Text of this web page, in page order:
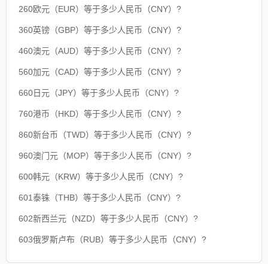
260欧元（EUR）等于多少人民币（CNY）?
360英镑（GBP）等于多少人民币（CNY）?
460澳元（AUD）等于多少人民币（CNY）?
560加元（CAD）等于多少人民币（CNY）?
660日元（JPY）等于多少人民币（CNY）?
760港币（HKD）等于多少人民币（CNY）?
860新台币（TWD）等于多少人民币（CNY）?
960澳门元（MOP）等于多少人民币（CNY）?
600韩元（KRW）等于多少人民币（CNY）?
601泰铢（THB）等于多少人民币（CNY）?
602新西兰元（NZD）等于多少人民币（CNY）?
603俄罗斯卢布（RUB）等于多少人民币（CNY）?